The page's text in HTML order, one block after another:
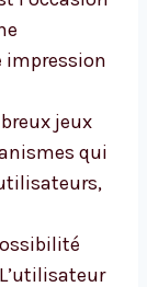
jeux
qui